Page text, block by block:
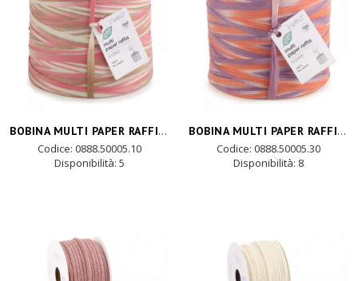
BOBINA MULTI PAPER RAFFIA 500mt - rosa
Codice: 0888.50005.10
Disponibilità: 5
BOBINA MULTI PAPER RAFFIA 500mt - lilla
Codice: 0888.50005.30
Disponibilità: 8